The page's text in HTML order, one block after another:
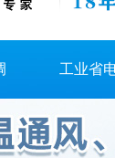
工业省